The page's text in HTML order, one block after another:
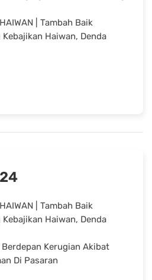
| Tambah Baik
Haiwan, Denda
| Tambah Baik
Haiwan, Denda
Kerugian Akibat
Di Pasaran